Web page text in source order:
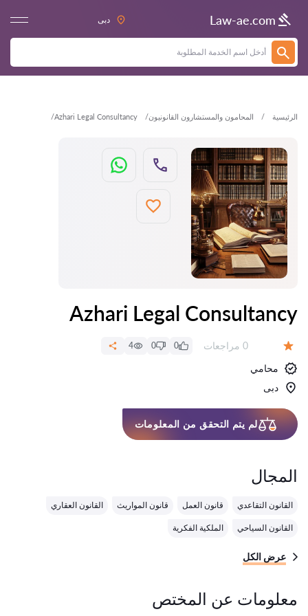
Law-ae.com دبى
الرئيسية المحامون والمستشارون القانونيون Azhari Legal Consultancy
العودة
Azhari Legal Consultancy
عدد المراجعات:
0 مراجعات 0
0
4
محامي
دبى
لم يتم التحقق من المعلومات
المجال
القانون التقاعدي قانون العمل قانون المواريث القانون العقاري
القانون السياحي الملكية الفكرية
عرض الكل
معلومات عن المختص